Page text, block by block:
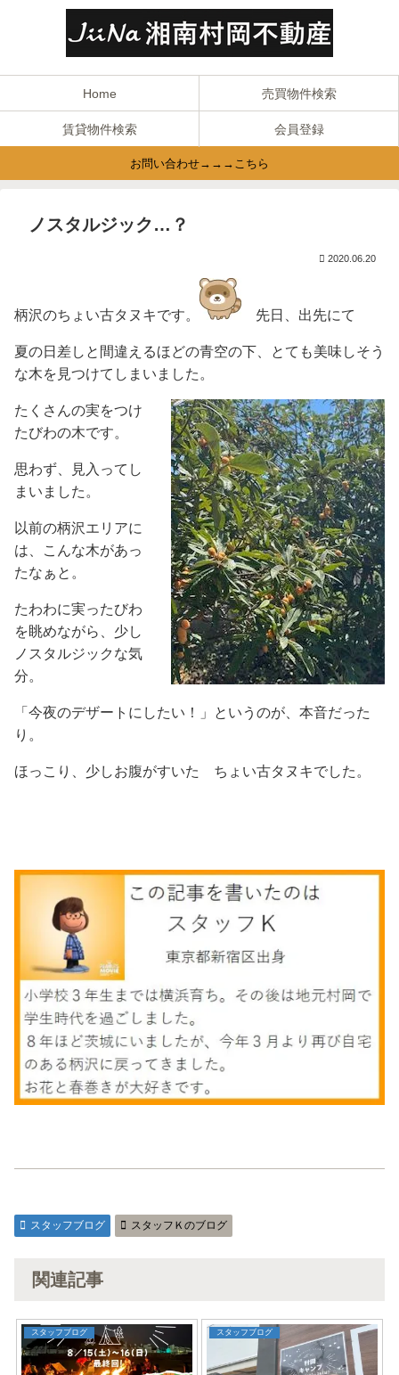
Home 売買物件検索
賃貸物件検索 会員登録
お問い合わせ→→→こちら
ノスタルジック…？
2020.06.20
柄沢のちょい古タヌキです。 先日、出先にて
夏の日差しと間違えるほどの青空の下、とても美味しそう
な木を見つけてしまいました。
たくさんの実をつけ
たびわの木です。
思わず、見入ってし
まいました。
以前の柄沢エリアに
は、こんな木があっ
たなぁと。
たわわに実ったびわ
を眺めながら、少し
ノスタルジックな気
分。
「今夜のデザートにしたい！」というのが、本音だった
り。
ほっこり、少しお腹がすいた ちょい古タヌキでした。
スタッフブログ スタッフＫのブログ
関連記事
スタッフブログ スタッフブログ